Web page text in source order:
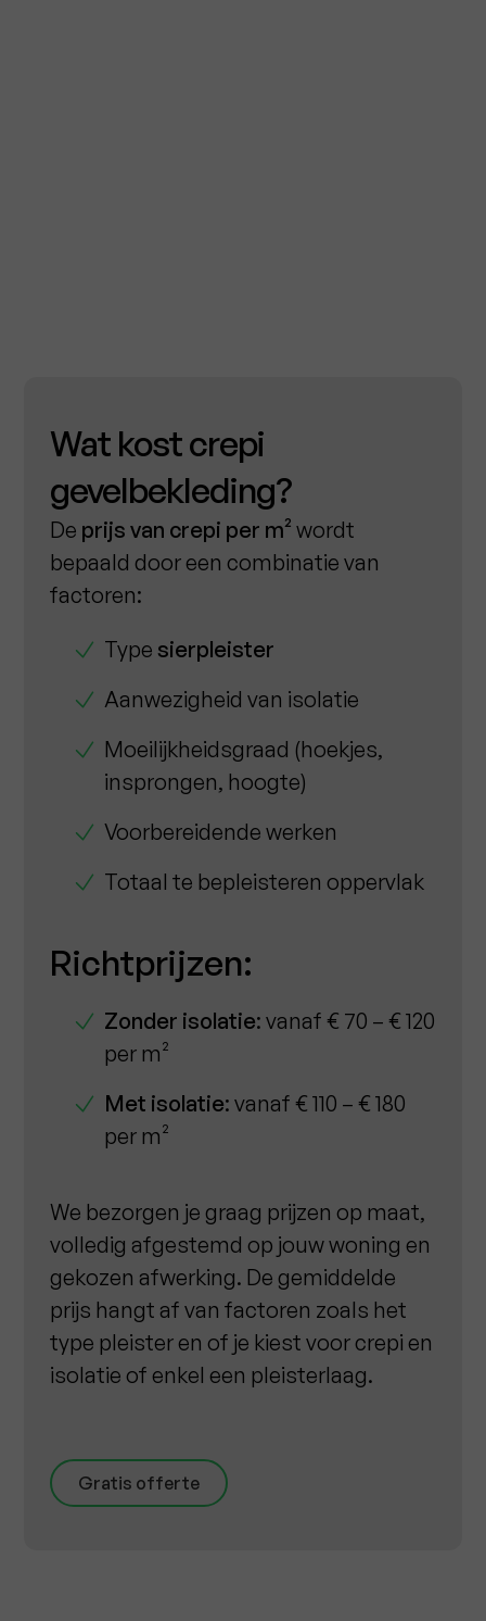
Wat kost crepi
gevelbekleding?
De prijs van crepi per m² wordt
bepaald door een combinatie van
factoren:
Type sierpleister
Aanwezigheid van isolatie
Moeilijkheidsgraad (hoekjes,
insprongen, hoogte)
Voorbereidende werken
Totaal te bepleisteren oppervlak
Richtprijzen:
Zonder isolatie: vanaf € 70 – € 120
per m²
Met isolatie: vanaf € 110 – € 180
per m²
We bezorgen je graag prijzen op maat,
volledig afgestemd op jouw woning en
gekozen afwerking. De gemiddelde
prijs hangt af van factoren zoals het
type pleister en of je kiest voor crepi en
isolatie of enkel een pleisterlaag.
Gratis offerte